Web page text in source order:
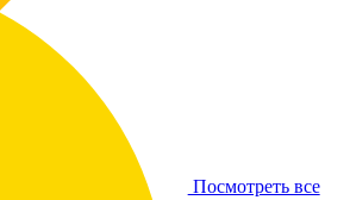
Посмотреть все